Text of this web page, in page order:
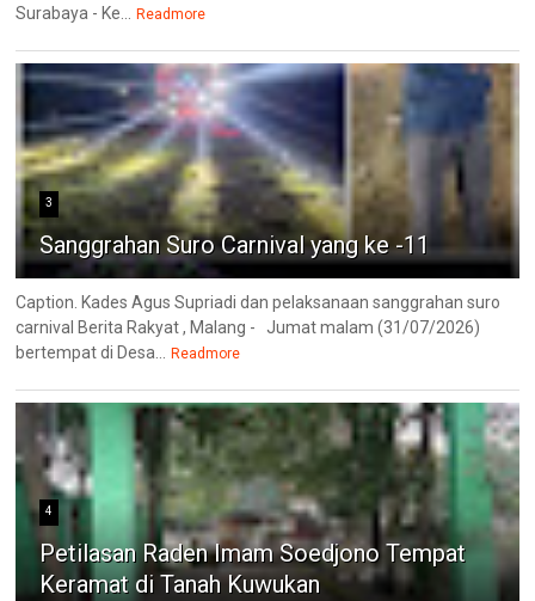
Surabaya - Ke...
Readmore
3
Sanggrahan Suro Carnival yang ke -11
Caption. Kades Agus Supriadi dan pelaksanaan sanggrahan suro
carnival Berita Rakyat , Malang - Jumat malam (31/07/2026)
bertempat di Desa...
Readmore
4
Petilasan Raden Imam Soedjono Tempat
Keramat di Tanah Kuwukan